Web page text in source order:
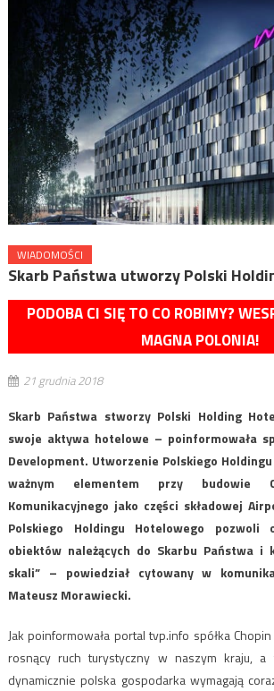
WIADOMOŚCI
Skarb Państwa utworzy Polski
PODOBA CI SIĘ TO CO ROBIMY?
MAGNA POLONIA!
21 grudnia 2018
Skarb Państwa stworzy Polski Holding
swoje aktywa hotelowe – poinformowała
Development. Utworzenie Polskiego
ważnym elementem przy budowie
Komunikacyjnego jako części składowej
Polskiego Holdingu Hotelowego pozwoli
obiektów należących do Skarbu Państwa i
skali” – powiedział cytowany w
Mateusz Morawiecki.
Jak poinformowała portal tvp.info spółka
rosnący ruch turystyczny w naszym kraju, a
dynamicznie polska gospodarka wymagają